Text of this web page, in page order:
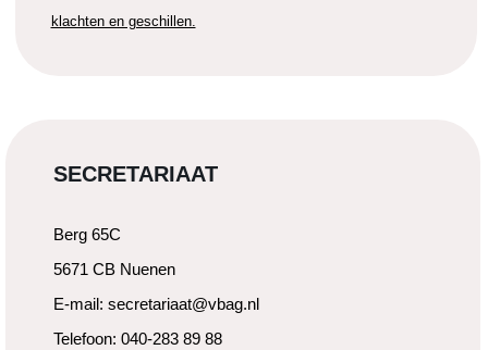
klachten en geschillen.
SECRETARIAAT
Berg 65C
5671 CB Nuenen
E-mail: secretariaat@vbag.nl
Telefoon: 040-283 89 88